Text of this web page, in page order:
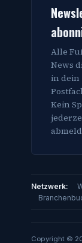
Alle
News
in dein
Kein
Netzwerk:
Copyright ©